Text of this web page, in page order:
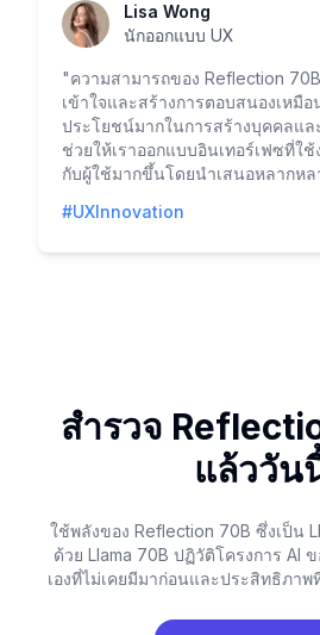
Lisa Wong
นักออกแบบ UX
"ความสามารถของ Reflection
เข้าใจและสร้างการตอบสนองเหมื
ประโยชน์มากในการสร้างบุคคลแ
ช่วยให้เราออกแบบอินเทอร์เฟซที่ใ
กับผู้ใช้มากขึ้นโดยนำเสนอหลากหล
#UXInnovation
สำรวจ
แล้ววัน
ใช้พลังของ Reflection 70B ซึ่งเป็น
ด้วย Llama 70B ปฏิวัติโครงการ AI
เองที่ไม่เคยมีมาก่อนและประสิทธิภา